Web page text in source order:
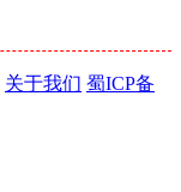
关于我们 蜀ICP备